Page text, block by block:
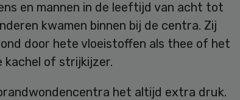
en mannen in de leeftijd van acht tot
kwamen binnen bij de centra. Zij
door hete vloeistoffen als thee of het
kachel of strijkijzer.
het altijd extra druk.